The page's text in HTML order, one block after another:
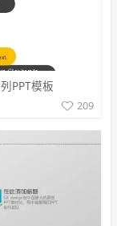
PPT模板
209